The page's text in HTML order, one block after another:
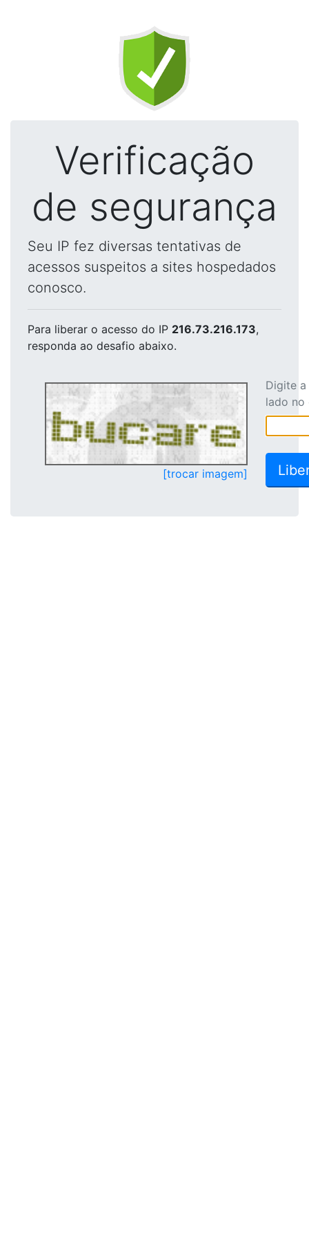
Verificação
de segurança
Seu IP fez diversas tentativas de
acessos suspeitos a sites hospedados
conosco.
Para liberar o acesso do IP 216.73.216.173,
responda ao desafio abaixo.
[trocar imagem]
Digite
lado no